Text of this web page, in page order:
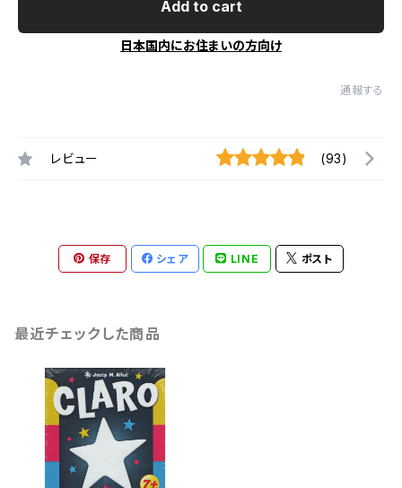
Add to cart
日本国内にお住まいの方向け
通報する
レビュー (93)
保存 シェア LINE ポスト
最近チェックした商品